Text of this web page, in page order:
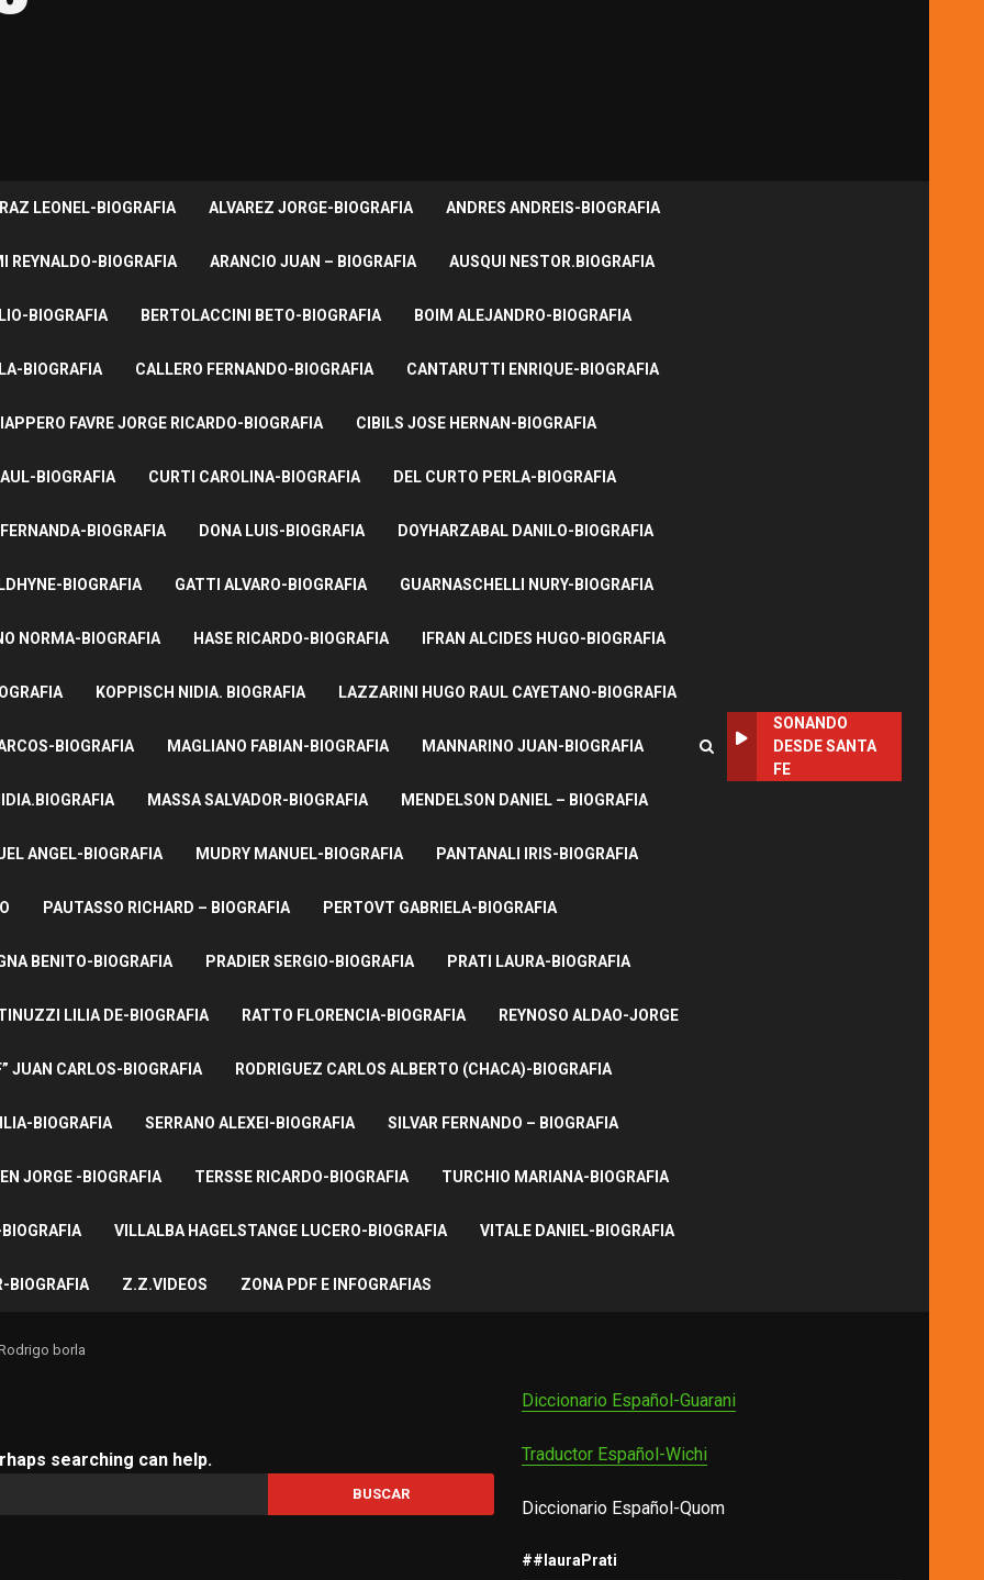
LEONEL-BIOGRAFIA ALVAREZ JORGE-BIOGRAFIA ANDRES ANDREIS-BIOGRAFIA
REYNALDO-BIOGRAFIA ARANCIO JUAN – BIOGRAFIA AUSQUI NESTOR.BIOGRAFIA
BIOGRAFIA BERTOLACCINI BETO-BIOGRAFIA BOIM ALEJANDRO-BIOGRAFIA
BIOGRAFIA CALLERO FERNANDO-BIOGRAFIA CANTARUTTI ENRIQUE-BIOGRAFIA
FAVRE JORGE RICARDO-BIOGRAFIA CIBILS JOSE HERNAN-BIOGRAFIA
BIOGRAFIA CURTI CAROLINA-BIOGRAFIA DEL CURTO PERLA-BIOGRAFIA
BIOGRAFIA DONA LUIS-BIOGRAFIA DOYHARZABAL DANILO-BIOGRAFIA
BIOGRAFIA GATTI ALVARO-BIOGRAFIA GUARNASCHELLI NURY-BIOGRAFIA
NORMA-BIOGRAFIA HASE RICARDO-BIOGRAFIA IFRAN ALCIDES HUGO-BIOGRAFIA
KOPPISCH NIDIA. BIOGRAFIA LAZZARINI HUGO RAUL CAYETANO-BIOGRAFIA
BIOGRAFIA MAGLIANO FABIAN-BIOGRAFIA MANNARINO JUAN-BIOGRAFIA
MASSA SALVADOR-BIOGRAFIA MENDELSON DANIEL – BIOGRAFIA
ANGEL-BIOGRAFIA MUDRY MANUEL-BIOGRAFIA PANTANALI IRIS-BIOGRAFIA
PAUTASSO RICHARD – BIOGRAFIA PERTOVT GABRIELA-BIOGRAFIA
BENITO-BIOGRAFIA PRADIER SERGIO-BIOGRAFIA PRATI LAURA-BIOGRAFIA
LILIA DE-BIOGRAFIA RATTO FLORENCIA-BIOGRAFIA REYNOSO ALDAO-JORGE
JUAN CARLOS-BIOGRAFIA RODRIGUEZ CARLOS ALBERTO (CHACA)-BIOGRAFIA
BIOGRAFIA SERRANO ALEXEI-BIOGRAFIA SILVAR FERNANDO – BIOGRAFIA
JORGE -BIOGRAFIA TERSSE RICARDO-BIOGRAFIA TURCHIO MARIANA-BIOGRAFIA
VILLALBA HAGELSTANGE LUCERO-BIOGRAFIA VITALE DANIEL-BIOGRAFIA
BIOGRAFIA Z.Z.VIDEOS ZONA PDF E INFOGRAFIAS
SONANDO
DESDE SANTA
FE
borla
searching can help.
Diccionario Español-Guarani
Traductor Español-Wichi
Diccionario Español-Quom
##lauraPrati